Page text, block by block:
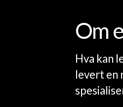
Om
Hva kan
levert en